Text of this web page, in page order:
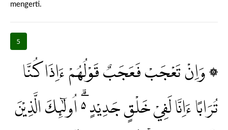
mengerti.
5
۞ وَاِنْ تَعْجَبْ فَعَجَبٌ قَوْلُهُمْ ءَاِذَا كُنَّا
تُرَابًا ءَاِنَّا لَفِيْ خَلْقٍ جَدِيْدٍ ەۗ اُولٰۤىِٕكَ الَّذِيْنَ